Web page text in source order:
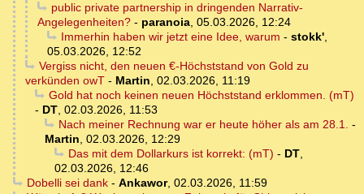
public private partnership in dringenden Narrativ-
Angelegenheiten? - paranoia, 05.03.2026, 12:24
Immerhin haben wir jetzt eine Idee, warum - stokk',
05.03.2026, 12:52
Vergiss nicht, den neuen €-Höchststand von Gold zu
verkünden owT - Martin, 02.03.2026, 11:19
Gold hat noch keinen neuen Höchststand erklommen. (mT)
- DT, 02.03.2026, 11:53
Nach meiner Rechnung war er heute höher als am 28.1. -
Martin, 02.03.2026, 12:29
Das mit dem Dollarkurs ist korrekt: (mT) - DT,
02.03.2026, 12:46
Dobelli sei dank- Ankawor, 02.03.2026, 11:59